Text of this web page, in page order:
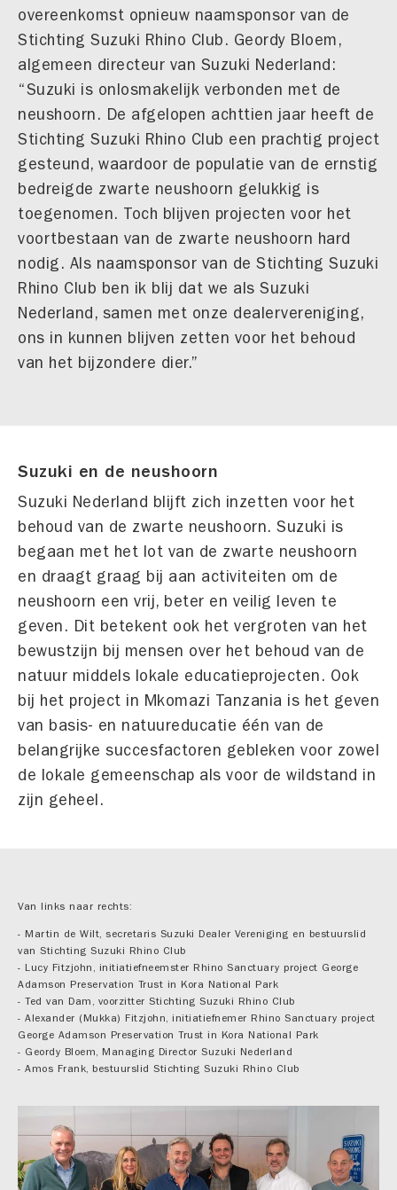
overeenkomst opnieuw naamsponsor van de
Stichting Suzuki Rhino Club. Geordy Bloem,
algemeen directeur van Suzuki Nederland:
“Suzuki is onlosmakelijk verbonden met de
neushoorn. De afgelopen achttien jaar heeft de
Stichting Suzuki Rhino Club een prachtig project
gesteund, waardoor de populatie van de ernstig
bedreigde zwarte neushoorn gelukkig is
toegenomen. Toch blijven projecten voor het
voortbestaan van de zwarte neushoorn hard
nodig. Als naamsponsor van de Stichting Suzuki
Rhino Club ben ik blij dat we als Suzuki
Nederland, samen met onze dealervereniging,
ons in kunnen blijven zetten voor het behoud
van het bijzondere dier.”
Suzuki en de neushoorn
Suzuki Nederland blijft zich inzetten voor het
behoud van de zwarte neushoorn. Suzuki is
begaan met het lot van de zwarte neushoorn
en draagt graag bij aan activiteiten om de
neushoorn een vrij, beter en veilig leven te
geven. Dit betekent ook het vergroten van het
bewustzijn bij mensen over het behoud van de
natuur middels lokale educatieprojecten. Ook
bij het project in Mkomazi Tanzania is het geven
van basis- en natuureducatie één van de
belangrijke succesfactoren gebleken voor zowel
de lokale gemeenschap als voor de wildstand in
zijn geheel.
Van links naar rechts:
- Martin de Wilt, secretaris Suzuki Dealer Vereniging en bestuurslid
van Stichting Suzuki Rhino Club
- Lucy Fitzjohn, initiatiefneemster Rhino Sanctuary project George
Adamson Preservation Trust in Kora National Park
- Ted van Dam, voorzitter Stichting Suzuki Rhino Club
- Alexander (Mukka) Fitzjohn, initiatiefnemer Rhino Sanctuary project
George Adamson Preservation Trust in Kora National Park
- Geordy Bloem, Managing Director Suzuki Nederland
- Amos Frank, bestuurslid Stichting Suzuki Rhino Club